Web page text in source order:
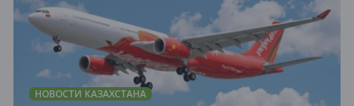
НОВОСТИ КАЗАХСТАНА